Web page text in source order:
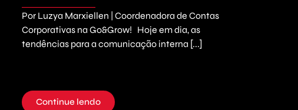
Por Luzya Marxiellen | Coordenadora de Contas
Corporativas na Go&Grow! Hoje em dia, as
tendências para a comunicação interna [...]
Continue lendo